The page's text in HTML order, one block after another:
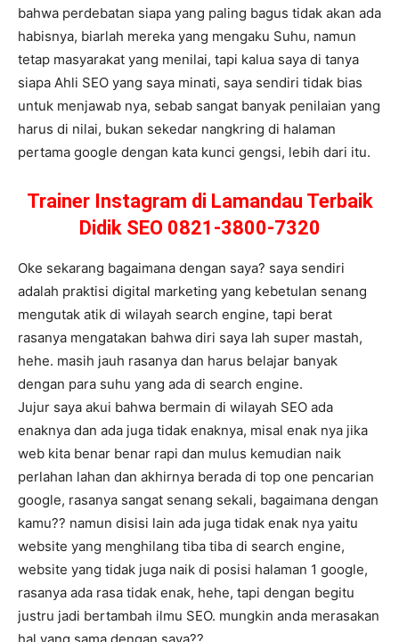
bahwa perdebatan siapa yang paling bagus tidak akan ada
habisnya, biarlah mereka yang mengaku Suhu, namun
tetap masyarakat yang menilai, tapi kalua saya di tanya
siapa Ahli SEO yang saya minati, saya sendiri tidak bias
untuk menjawab nya, sebab sangat banyak penilaian yang
harus di nilai, bukan sekedar nangkring di halaman
pertama google dengan kata kunci gengsi, lebih dari itu.
Trainer Instagram di Lamandau Terbaik
Didik SEO 0821-3800-7320
Oke sekarang bagaimana dengan saya? saya sendiri
adalah praktisi digital marketing yang kebetulan senang
mengutak atik di wilayah search engine, tapi berat
rasanya mengatakan bahwa diri saya lah super mastah,
hehe. masih jauh rasanya dan harus belajar banyak
dengan para suhu yang ada di search engine.
Jujur saya akui bahwa bermain di wilayah SEO ada
enaknya dan ada juga tidak enaknya, misal enak nya jika
web kita benar benar rapi dan mulus kemudian naik
perlahan lahan dan akhirnya berada di top one pencarian
google, rasanya sangat senang sekali, bagaimana dengan
kamu?? namun disisi lain ada juga tidak enak nya yaitu
website yang menghilang tiba tiba di search engine,
website yang tidak juga naik di posisi halaman 1 google,
rasanya ada rasa tidak enak, hehe, tapi dengan begitu
justru jadi bertambah ilmu SEO. mungkin anda merasakan